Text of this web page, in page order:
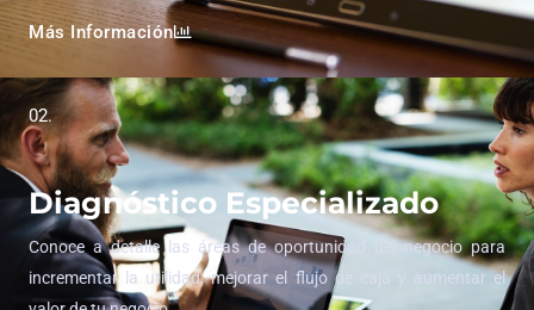
Más Información
02.
Diagnóstico Especializado
Conoce a detalle las áreas de oportunidad del negocio para
incrementar la utilidad, mejorar el flujo de caja y aumentar el